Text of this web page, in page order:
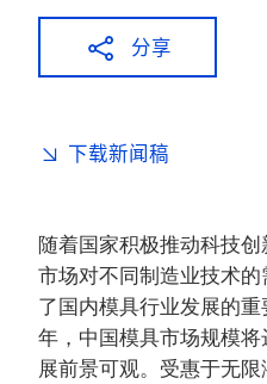
分享
下载新闻稿
随着国家积极推动科技创
市场对不同制造业技术
了国内模具行业发展的
年，中国模具市场规模将
展前景可观。受惠于无